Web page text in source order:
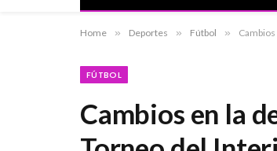
Home » Deportes » Fútbol »
FÚTBOL
Cambios en la